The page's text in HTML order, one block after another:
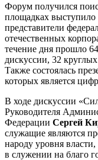
Форум получился
площадках выступило
представители
отечественных
течение дня прошло
дискуссии, 32
Также состоялась
которых является
В ходе дискуссии
Руководителя
Федерации Сергей
служащие являются
народу уровня
в служении на благо